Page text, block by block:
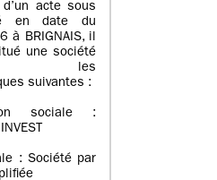
acte sous
en date du
BRIGNAIS, il
une société
les
suivantes :
sociale :
: Société par